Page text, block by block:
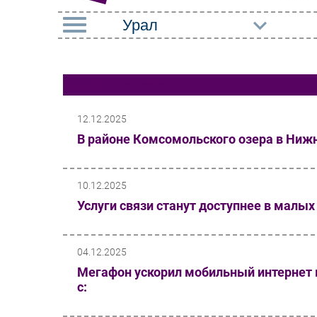
Импорто­замещение
Автоматизация
Промышленности
Мобильная связь
Фиксированная связь
Интеграция
Рынок ПК
ПО
12.12.2025
В районе Комсомольского озера в
10.12.2025
Услуги связи станут доступнее в
04.12.2025
Мегафон ускорил мобильный
с: